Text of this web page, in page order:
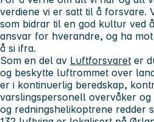
verdiene vi er satt til å forsvare.
som bidrar til en god kultur ved
ansvar for hverandre, og ha
å si ifra.
Som en del av Luftforsvaret er
og beskytte luftrommet over
er i kontinuerlig beredskap,
varslingspersonell overvåker
og redningshelikoptrene redder